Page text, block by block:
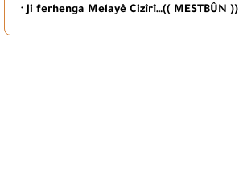
· Ji ferhenga Melayê Cizîrî…(( MESTBÛN ))